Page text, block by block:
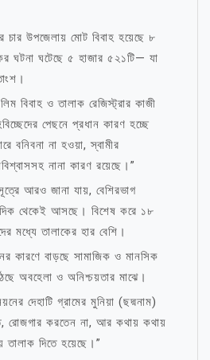
চার উপজেলায় মোট বিবাহ হয়েছে ৮
ঘটনা ঘটেছে ৫ হাজার ৫২১টি— যা
বিবাহ ও তালাক রেজিস্ট্রার কাজী
পেছনে প্রধান কারণ হচ্ছে
বনিবনা না হওয়া, স্বামীর
নানা কারণ রয়েছে।”
আরও জানা যায়, বেশিরভাগ
দিক থেকেই আসছে। বিশেষ করে ১৮
মধ্যে তালাকের হার বেশি।
কারণে বাড়ছে সামাজিক ও মানসিক
অবহেলা ও অনিশ্চয়তার মাঝে।
দেহাটি গ্রামের মুনিয়া (ছদ্মনাম)
রোজগার করতেন না, আর কথায় কথায়
দিতে হয়েছে।”